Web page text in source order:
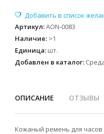
Артикул:AON-0083
Наличие: >1
Единица: шт.
Добавлен в каталог:
ОПИСАНИЕ ОТЗЫВЫ
Кожаный ремень для